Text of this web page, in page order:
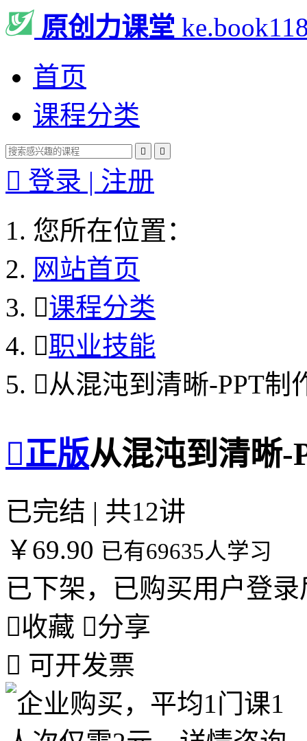
原创力课堂
首页
课程分类
 
 登录 | 注册
您所在位置：
网站首页
课程分类
职业技能
从混沌到清晰-PPT制
正版从混沌到清晰-
已完结 | 共12讲
￥69.90 已有69635人学习
已下架，已购买用户登
收藏 分享
 可开发票